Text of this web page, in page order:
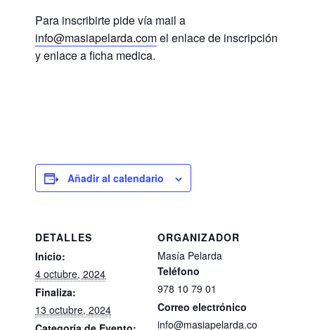
Para inscribirte pide vía mail a
info@masiapelarda.comel enlace de inscripción
y enlace a ficha medica.
Añadir al calendario
DETALLES
Inicio:
4 octubre, 2024
Finaliza:
13 octubre, 2024
ORGANIZADOR
Masía Pelarda
Teléfono
978 10 79 01
Correo electrónico
info@masiapelarda.co